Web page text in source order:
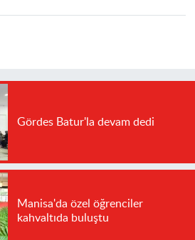
Gördes Batur'la devam dedi
Manisa'da özel öğrenciler
kahvaltıda buluştu